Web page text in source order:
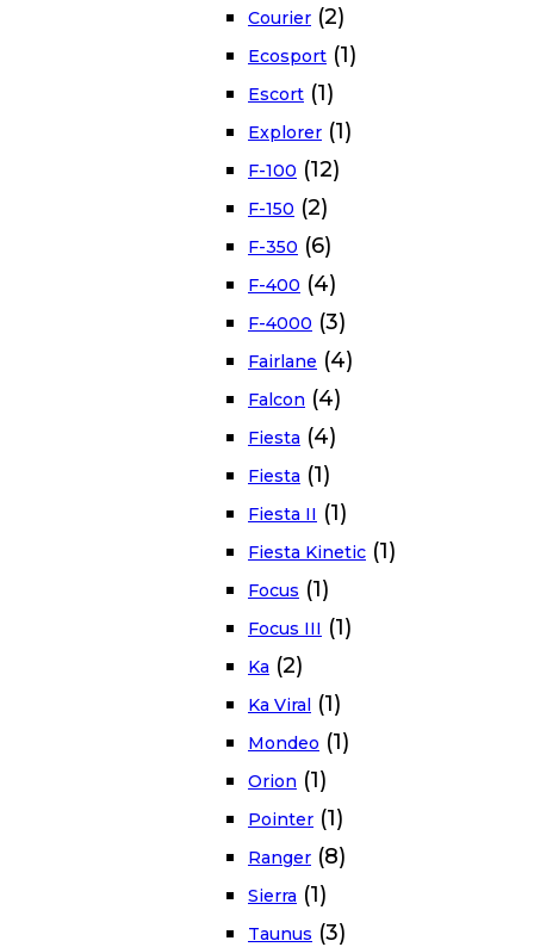
Courier (2)
Ecosport (1)
Escort (1)
Explorer (1)
F-100 (12)
F-150 (2)
F-350 (6)
F-400 (4)
F-4000 (3)
Fairlane (4)
Falcon (4)
Fiesta (4)
Fiesta (1)
Fiesta II (1)
Fiesta Kinetic (1)
Focus (1)
Focus III (1)
Ka (2)
Ka Viral (1)
Mondeo (1)
Orion (1)
Pointer (1)
Ranger (8)
Sierra (1)
Taunus (3)